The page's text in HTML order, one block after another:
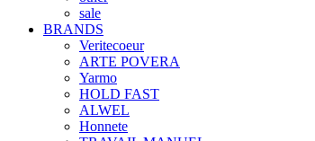
sale
BRANDS
Veritecoeur
ARTE POVERA
Yarmo
HOLD FAST
ALWEL
Honnete